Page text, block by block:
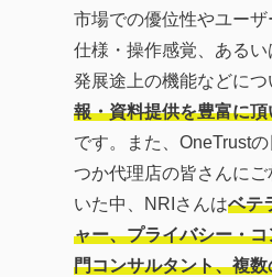
市場での優位性やユー
仕様・操作感覚、ある
発展途上の機能などにつ
報・資料提供を豊富に頂
です。また、OneTrust
つか代理店の皆さんに
いた中、NRIさんはベテ
ャー、プライバシー・
門コンサルタント、複